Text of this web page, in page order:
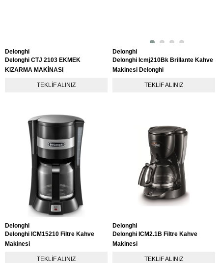
TEKLIF ALINIZ
Delonghi
Delonghi CTJ 2103 EKMEK
KIZARMA MAKİNASI
TEKLIF ALINIZ
Delonghi
Delonghi Icmj210Bk Brillante Kahve
Makinesi Delonghi
TEKLIF ALINIZ
Delonghi
Delonghi ICM15210 Filtre Kahve
Makinesi
TEKLIF ALINIZ
Delonghi
Delonghi ICM2.1B Filtre Kahve
Makinesi